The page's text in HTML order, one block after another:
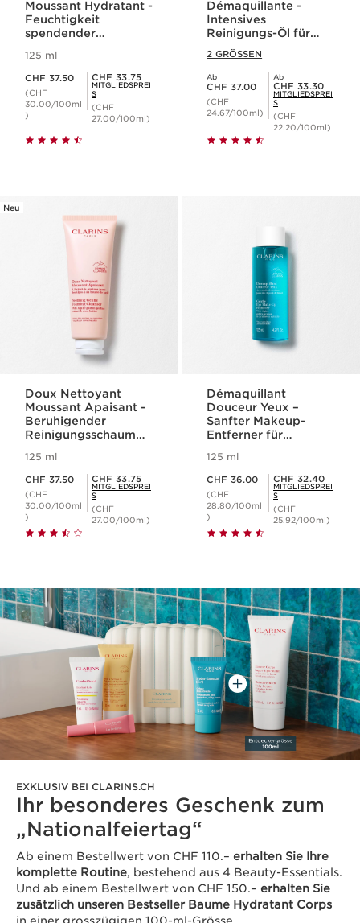
Moussant Hydratant -
Feuchtigkeit
spendender
für normale bis
trockene Haut
125 ml
CHF 37.50
(CHF
30.00/100ml
)
Mitgliederpreis CHF 33.75
CHF 33.75
MITGLIEDSPREI
S
(CHF
27.00/100ml)
Démaquillante -
Intensives
Reinigungs-Öl für
wasserfestes Makeup
2 GRÖSSEN
Ab
Aktueller Preis CHF 37.00
CHF 37.00
(CHF
24.67/100ml)
Ab
Mitgliederpreis CHF 33.30
CHF 33.30
MITGLIEDSPREI
S
(CHF
22.20/100ml)
Neu
Doux Nettoyant
Moussant Apaisant -
Beruhigender
Reinigungsschaum
oder sensible Haut
125 ml
CHF 37.50
(CHF
30.00/100ml
)
Mitgliederpreis CHF 33.75
CHF 33.75
MITGLIEDSPREI
S
(CHF
27.00/100ml)
Démaquillant
Douceur Yeux –
Sanfter Makeup-
Entferner für
125 ml
CHF 36.00
(CHF
28.80/100ml
)
Mitgliederpreis CHF 32.40
CHF 32.40
MITGLIEDSPREI
S
(CHF
25.92/100ml)
EXKLUSIV BEI CLARINS.CH
Ihr besonderes Geschenk zum
„Nationalfeiertag“
Ab einem Bestellwert von CHF 110.– erhalten Sie Ihre
komplette Routine, bestehend aus 4 Beauty-Essentials.
Und ab einem Bestellwert von CHF 150.– erhalten Sie
zusätzlich unseren Bestseller Baume Hydratant Corps